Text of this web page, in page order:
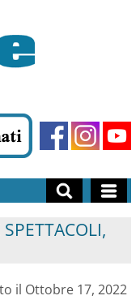
il Ottobre 17, 2022